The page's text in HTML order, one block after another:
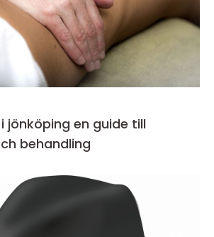
en guide till
behandling